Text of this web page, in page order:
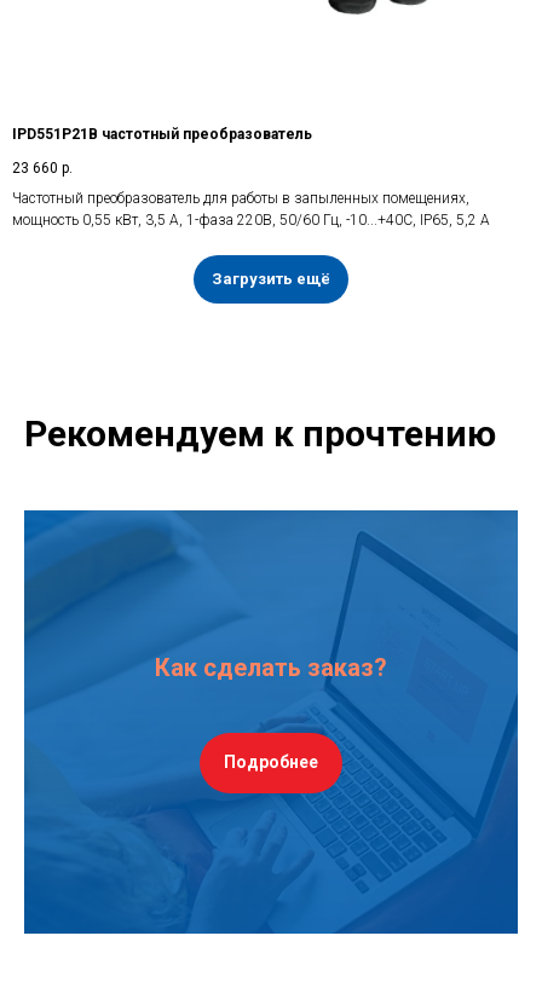
IPD551P21B частотный преобразователь
23 660 р.
Частотный преобразователь для работы в запыленных помещениях,
мощность 0,55 кВт, 3,5 А, 1-фаза 220В, 50/60 Гц, -10...+40С, IP65, 5,2 А
Загрузить ещё
Рекомендуем к прочтению
Как сделать заказ?
Подробнее